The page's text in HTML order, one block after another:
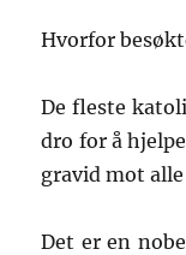
Hvorfor
De fleste
dro for å
gravid mot
Det er en